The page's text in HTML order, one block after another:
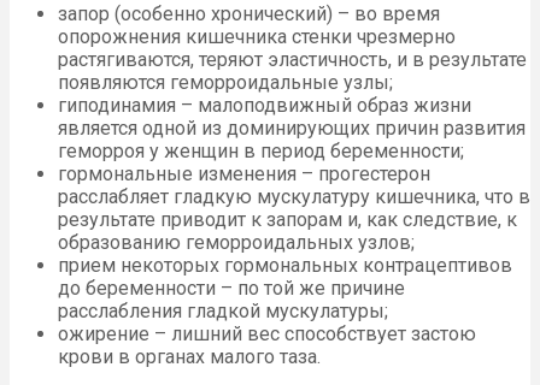
запор (особенно хронический) – во время
опорожнения кишечника стенки чрезмерно
растягиваются, теряют эластичность, и в результате
появляются геморроидальные узлы;
гиподинамия – малоподвижный образ жизни
является одной из доминирующих причин развития
геморроя у женщин в период беременности;
гормональные изменения – прогестерон
расслабляет гладкую мускулатуру кишечника, что в
результате приводит к запорам и, как следствие, к
образованию геморроидальных узлов;
прием некоторых гормональных контрацептивов
до беременности – по той же причине
расслабления гладкой мускулатуры;
ожирение – лишний вес способствует застою
крови в органах малого таза.